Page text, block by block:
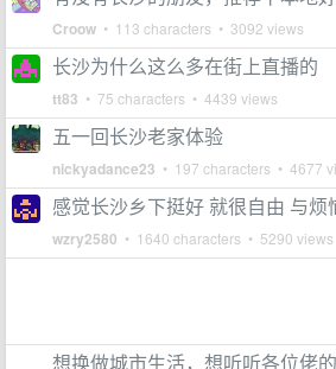
Croow • 113 characters • 3092 views
长沙为什么这么多在街上直播的
tt83 • 75 characters • 4439 views
五一回长沙老家体验
nickyadance23 • 197 characters • 4677
感觉长沙乡下挺好 就很自由 与烦
wzry2580 • 1640 characters • 5290 views
想换做城市生活，想听听各位佬